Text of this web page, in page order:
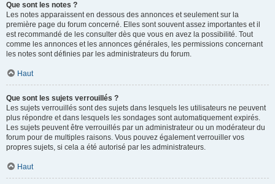
Que sont les notes ?
Les notes apparaissent en dessous des annonces et seulement sur la
première page du forum concerné. Elles sont souvent assez importantes et il
est recommandé de les consulter dès que vous en avez la possibilité. Tout
comme les annonces et les annonces générales, les permissions concernant
les notes sont définies par les administrateurs du forum.
Haut
Que sont les sujets verrouillés ?
Les sujets verrouillés sont des sujets dans lesquels les utilisateurs ne peuvent
plus répondre et dans lesquels les sondages sont automatiquement expirés.
Les sujets peuvent être verrouillés par un administrateur ou un modérateur du
forum pour de multiples raisons. Vous pouvez également verrouiller vos
propres sujets, si cela a été autorisé par les administrateurs.
Haut